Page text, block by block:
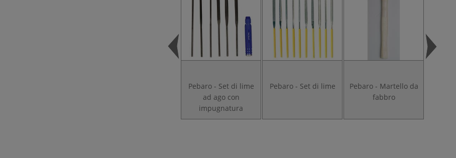
Pebaro - Set di lime
ad ago con
impugnatura
Pebaro - Set di lime
Pebaro - Martello da
fabbro